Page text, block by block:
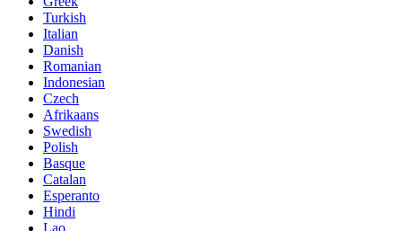
Turkish
Italian
Danish
Romanian
Indonesian
Czech
Afrikaans
Swedish
Polish
Basque
Catalan
Esperanto
Hindi
Lao